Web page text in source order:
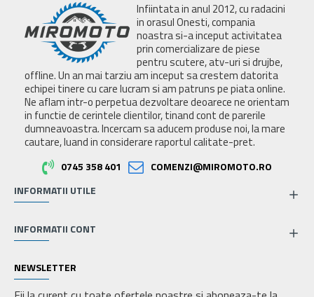
Infiintata in anul 2012, cu radacini
in orasul Onesti, compania
noastra si-a inceput activitatea
prin comercializare de piese
pentru scutere, atv-uri si drujbe,
offline. Un an mai tarziu am inceput sa crestem datorita
echipei tinere cu care lucram si am patruns pe piata online.
Ne aflam intr-o perpetua dezvoltare deoarece ne orientam
in functie de cerintele clientilor, tinand cont de parerile
dumneavoastra. Incercam sa aducem produse noi, la mare
cautare, luand in considerare raportul calitate-pret.
0745 358 401
COMENZI@MIROMOTO.RO
INFORMATII UTILE
INFORMATII CONT
NEWSLETTER